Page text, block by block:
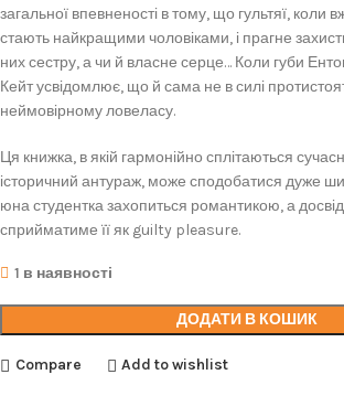
загальної впевненості в тому, що гультяї, коли
стають найкращими чоловіками, і прагне
них сестру, а чи й власне серце… Коли губи
Кейт усвідомлює, що й сама не в силі
неймовірному ловеласу.
Ця книжка, в якій гармонійно сплітаються
історичний антураж, може сподобатися дуже
юна студентка захопиться романтикою, а
сприйматиме її як guilty pleasure.
1 в наявності
ДОДАТИ В КОШИК
Compare Add to wishlist